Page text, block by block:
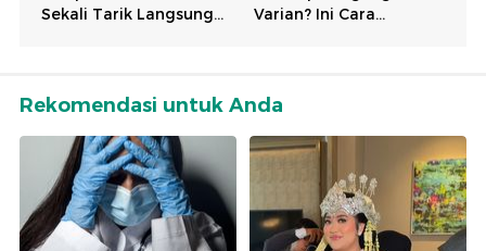
Rekomendasi untuk Anda